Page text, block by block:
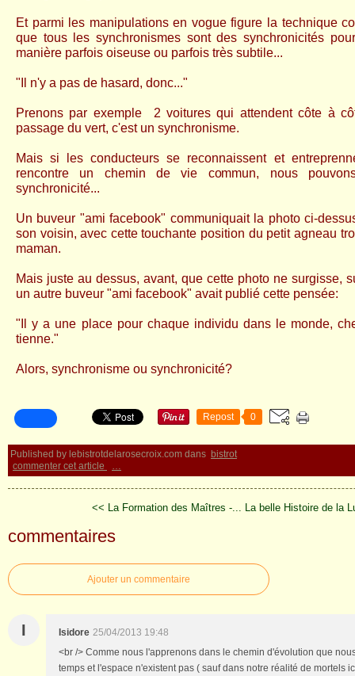
Et parmi les manipulations en vogue figure la technique
que tous les synchronismes sont des synchronicités
manière parfois oiseuse ou parfois très subtile...
"Il n'y a pas de hasard, donc..."
Prenons par exemple 2 voitures qui attendent côte à
passage du vert, c'est un synchronisme.
Mais si les conducteurs se reconnaissent et
rencontre un chemin de vie commun, nous
synchronicité...
Un buveur "ami facebook" communiquait la photo ci-
son voisin, avec cette touchante position du petit agneau
maman.
Mais juste au dessus, avant, que cette photo ne surgisse,
un autre buveur "ami facebook" avait publié cette pensée:
"Il y a une place pour chaque individu dans le monde,
tienne."
Alors, synchronisme ou synchronicité?
Repost 0
Published by lebistrotdelarosecroix.com dans bistrot
commenter cet article
…
<< La Formation des Maîtres -... La belle Histoire de la
commentaires
Ajouter un commentaire
I Isidore 25/04/2013 19:48
<br /> Comme nous l'apprenons dans le chemin d'évolution que
temps et l'espace n'existent pas ( sauf dans notre réalité de mortels